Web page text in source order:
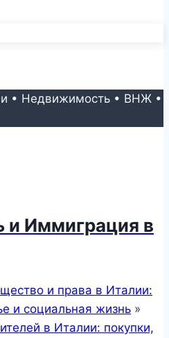
• Недвижимость • ВНЖ •
Иммиграция в
и права в Италии:
и социальная жизнь »
в Италии: покупки,